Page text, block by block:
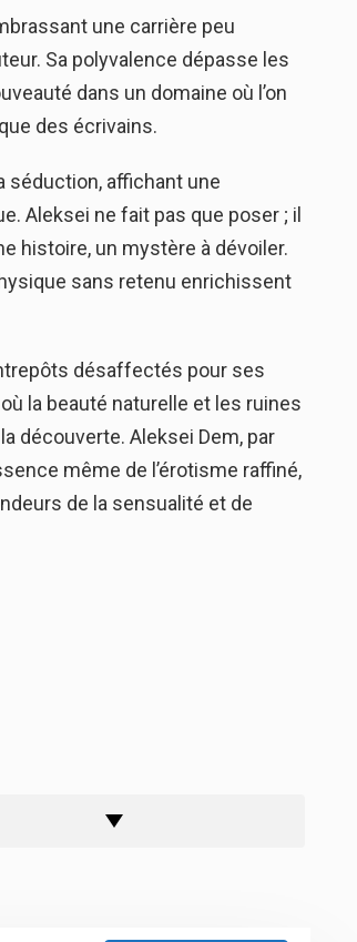
une carrière peu
Sa polyvalence dépasse les
dans un domaine où l’on
des écrivains.
séduction, affichant une
Aleksei ne fait pas que poser ; il
histoire, un mystère à dévoiler.
sans retenu enrichissent
désaffectés pour ses
la beauté naturelle et les ruines
découverte. Aleksei Dem, par
même de l’érotisme raffiné,
de la sensualité et de